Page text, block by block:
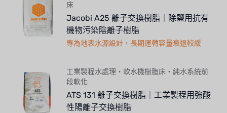
床
Jacobi A25 離子交換樹脂｜除鹽用抗有
機物污染陰離子樹脂
專為地表水源設計，長期運轉容量衰退較緩
工業製程水處理・軟水機樹脂床・純水系統前
段軟化
ATS 131 離子交換樹脂｜工業製程用強酸
性陽離子交換樹脂